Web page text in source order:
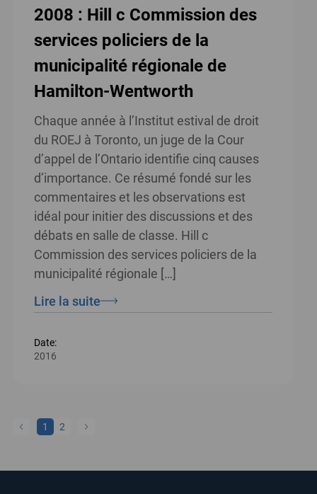
2008 : Hill c Commission des
services policiers de la
municipalité régionale de
Hamilton-Wentworth
Chaque année à l’Institut estival de droit
du ROEJ à Toronto, un juge de la Cour
d’appel de l’Ontario identifie cinq causes
d’importance. Ce résumé fondé sur les
commentaires et les observations est
idéal pour initier des discussions et des
débats en salle de classe. Hill c
Commission des services policiers de la
municipalité régionale […]
Lire la suite
Date:
2016
1 2